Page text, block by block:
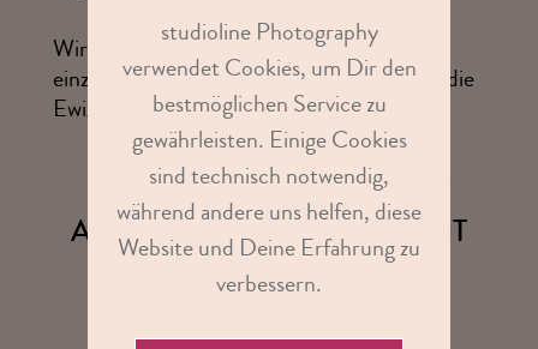
Wir wünschen Euch ganz viel Freude dabei,
einzigartige Augenblicke mit Kinderino für die
Ewigkeit festzuhalten.
LASS DICH VON UNSERER
AUFREGENDEN AKTION MIT
KINDER BEGEISTERN!
studioline Photography
verwendet Cookies, um Dir den
bestmöglichen Service zu
gewährleisten. Einige Cookies
sind technisch notwendig,
während andere uns helfen, diese
Website und Deine Erfahrung zu
verbessern.